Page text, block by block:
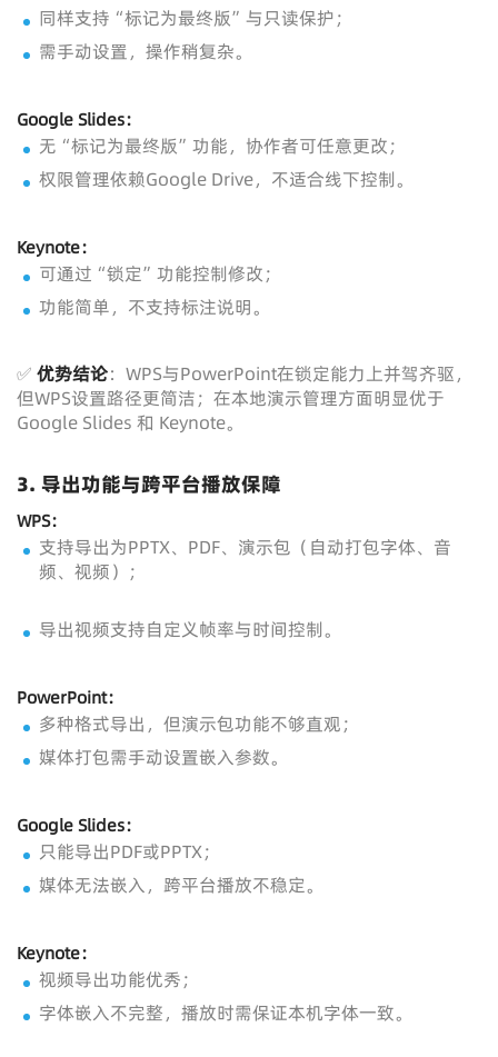
同样支持“标记为最终版”与只读保护；
需手动设置，操作稍复杂。
Google Slides：
无“标记为最终版”功能，协作者可任意更改；
权限管理依赖Google Drive，不适合线下控制。
Keynote：
可通过“锁定”功能控制修改；
功能简单，不支持标注说明。
✅ 优势结论：WPS与PowerPoint在锁定能力上并驾齐驱，
但WPS设置路径更简洁；在本地演示管理方面明显优于
Google Slides 和 Keynote。
3. 导出功能与跨平台播放保障
WPS：
支持导出为PPTX、PDF、演示包（自动打包字体、音
频、视频）；
导出视频支持自定义帧率与时间控制。
PowerPoint：
多种格式导出，但演示包功能不够直观；
媒体打包需手动设置嵌入参数。
Google Slides：
只能导出PDF或PPTX；
媒体无法嵌入，跨平台播放不稳定。
Keynote：
视频导出功能优秀；
字体嵌入不完整，播放时需保证本机字体一致。